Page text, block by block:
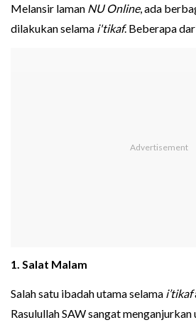
Melansir laman NU Online, ada
dilakukan selama i'tikaf. Beberapa
1. Salat Malam
Salah satu ibadah utama selama i’tikaf
Rasulullah SAW sangat